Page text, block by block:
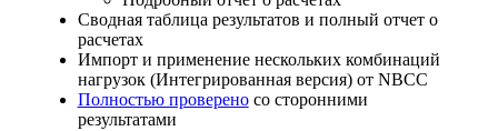
Сводная таблица результатов и полный отчет о
расчетах
Импорт и применение нескольких комбинаций
нагрузок (Интегрированная версия) от NBCC
Полностью провереносо сторонними
результатами